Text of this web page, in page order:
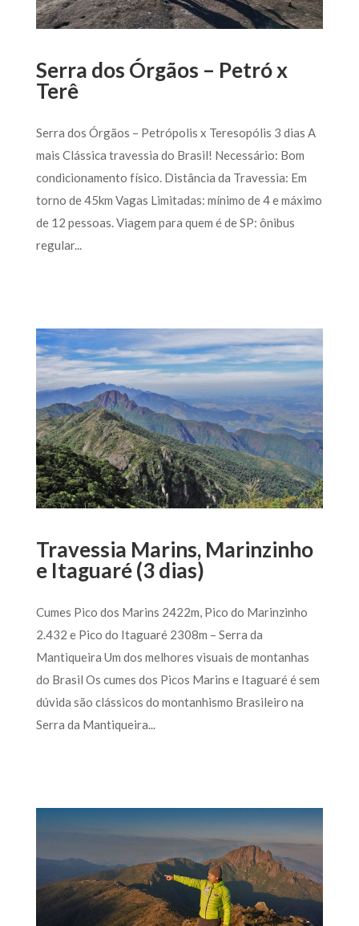
Serra dos Órgãos – Petró x
Terê
Serra dos Órgãos – Petrópolis x Teresopólis 3 dias A
mais Clássica travessia do Brasil! Necessário: Bom
condicionamento físico. Distância da Travessia: Em
torno de 45km Vagas Limitadas: mínimo de 4 e máximo
de 12 pessoas. Viagem para quem é de SP: ônibus
regular...
Travessia Marins, Marinzinho
e Itaguaré (3 dias)
Cumes Pico dos Marins 2422m, Pico do Marinzinho
2.432 e Pico do Itaguaré 2308m – Serra da
Mantiqueira Um dos melhores visuais de montanhas
do Brasil Os cumes dos Picos Marins e Itaguaré é sem
dúvida são clássicos do montanhismo Brasileiro na
Serra da Mantiqueira...